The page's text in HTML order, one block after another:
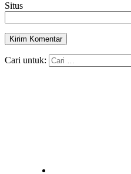
Situs
Cari untuk: